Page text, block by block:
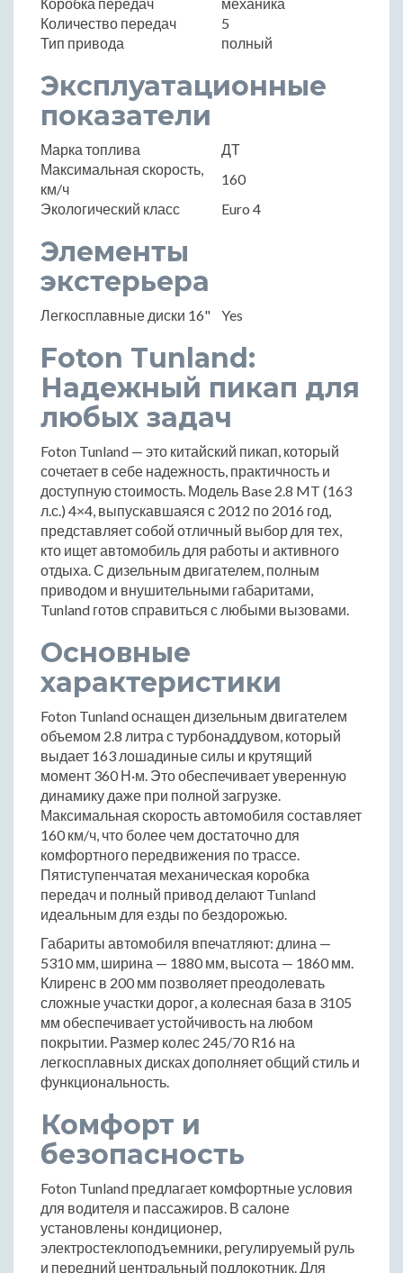
Количество передач
5
Тип привода
полный
Эксплуатационные
показатели
Марка топлива
ДТ
Максимальная скорость,
км/ч
160
Экологический класс
Euro 4
Элементы
экстерьера
Легкосплавные диски 16" Yes
Foton Tunland:
Надежный пикап для
любых задач
Foton Tunland — это китайский пикап, который
сочетает в себе надежность, практичность и
доступную стоимость. Модель Base 2.8 MT (163
л.с.) 4×4, выпускавшаяся с 2012 по 2016 год,
представляет собой отличный выбор для тех,
кто ищет автомобиль для работы и активного
отдыха. С дизельным двигателем, полным
приводом и внушительными габаритами,
Tunland готов справиться с любыми вызовами.
Основные
характеристики
Foton Tunland оснащен дизельным двигателем
объемом 2.8 литра с турбонаддувом, который
выдает 163 лошадиные силы и крутящий
момент 360 Н·м. Это обеспечивает уверенную
динамику даже при полной загрузке.
Максимальная скорость автомобиля составляет
160 км/ч, что более чем достаточно для
комфортного передвижения по трассе.
Пятиступенчатая механическая коробка
передач и полный привод делают Tunland
идеальным для езды по бездорожью.
Габариты автомобиля впечатляют: длина —
5310 мм, ширина — 1880 мм, высота — 1860 мм.
Клиренс в 200 мм позволяет преодолевать
сложные участки дорог, а колесная база в 3105
мм обеспечивает устойчивость на любом
покрытии. Размер колес 245/70 R16 на
легкосплавных дисках дополняет общий стиль и
функциональность.
Комфорт и
безопасность
Foton Tunland предлагает комфортные условия
для водителя и пассажиров. В салоне
установлены кондиционер,
электростеклоподъемники, регулируемый руль
и передний центральный подлокотник. Для